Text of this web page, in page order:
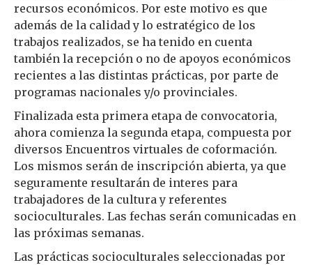
recursos económicos. Por este motivo es que
además de la calidad y lo estratégico de los
trabajos realizados, se ha tenido en cuenta
también la recepción o no de apoyos económicos
recientes a las distintas prácticas, por parte de
programas nacionales y/o provinciales.
Finalizada esta primera etapa de convocatoria,
ahora comienza la segunda etapa, compuesta por
diversos Encuentros virtuales de coformación.
Los mismos serán de inscripción abierta, ya que
seguramente resultarán de interes para
trabajadores de la cultura y referentes
socioculturales. Las fechas serán comunicadas en
las próximas semanas.
Las prácticas socioculturales seleccionadas por